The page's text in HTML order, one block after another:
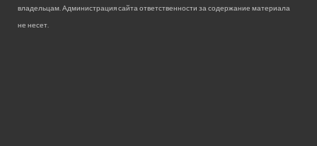
владельцам. Администрация сайта ответственности за содержание материала
не несет.